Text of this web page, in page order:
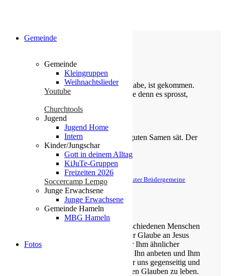
Gemeinde
Gemeinde
Kleingruppen
Weihnachtslieder
Youtube
Churchtools
Jugend
Jugend Home
Intern
Kinder/Jungschar
Gott in deinem Alltag
KiJuTe-Gruppen
Freizeiten 2026
Soccercamp Lemgo
Junge Erwachsene
Junge Erwachsene
Gemeinde Hameln
MBG Hameln
Fotos
Die Losung von heute
Siehe, was ich früher verkündigt habe, ist gekommen.
So verkündige ich auch Neues; ehe denn es sprosst,
Jesaja 42,9
Der Menschensohn ist’s, der den guten Samen sät. Der
Acker ist die Welt.
Matthäus 13,37-38
© Evangelische Brüder-Unität – Herrnhuter Brüdergemeine
Weitere Informationen finden Sie hier
Über uns
Unsere Gemeinde besteht aus verschiedenen Menschen
jeden Alters, die eins verbindet: der Glaube an Jesus
Christus. Gemeinsam möchten wir Ihm ähnlicher
werden, Sein Wort kennen lernen, Ihn anbeten und Ihm
nachfolgen. Dabei unterstützen wir uns gegenseitig und
ermutigen uns auch im Alltag diesen Glauben zu leben.